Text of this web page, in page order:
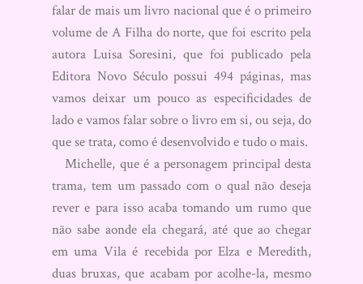
falar de mais um livro nacional que é o primeiro
volume de A Filha do norte, que foi escrito pela
autora Luisa Soresini, que foi publicado pela
Editora Novo Século possui 494 páginas, mas
vamos deixar um pouco as especificidades de
lado e vamos falar sobre o livro em si, ou seja, do
que se trata, como é desenvolvido e tudo o mais.
Michelle, que é a personagem principal desta
trama, tem um passado com o qual não deseja
rever e para isso acaba tomando um rumo que
não sabe aonde ela chegará, até que ao chegar
em uma Vila é recebida por Elza e Meredith,
duas bruxas, que acabam por acolhe-la, mesmo